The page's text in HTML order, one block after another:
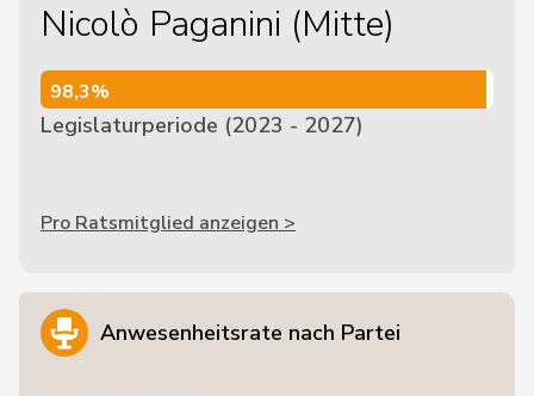
Nicolò Paganini (Mitte)
98,3%
98,3%
Legislaturperiode (2023 - 2027)
Pro Ratsmitglied anzeigen >
Anwesenheitsrate nach Partei